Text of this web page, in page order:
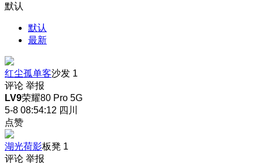
默认
默认
最新
红尘孤单客沙发 1
评论 举报
LV9荣耀80 Pro 5G
5-8 08:54:12 四川
点赞
湖光荷影板凳 1
评论 举报